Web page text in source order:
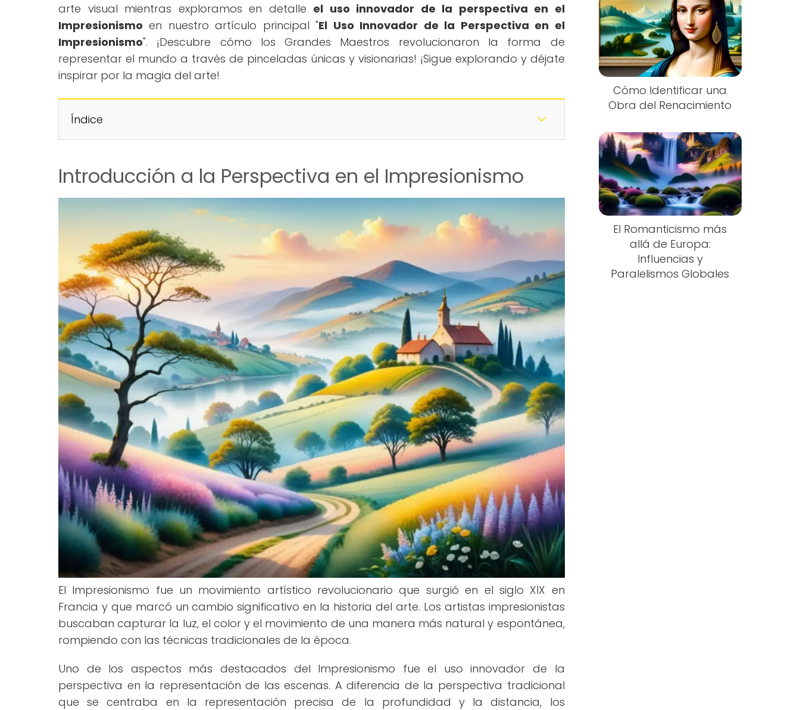
arte visual mientras exploramos en detalle el uso innovador de la perspectiva en el
Impresionismo en nuestro artículo principal "El Uso Innovador de la Perspectiva en el
Impresionismo". ¡Descubre cómo los Grandes Maestros revolucionaron la forma de
representar el mundo a través de pinceladas únicas y visionarias! ¡Sigue explorando y déjate
inspirar por la magia del arte!
Índice
Introducción a la Perspectiva en el Impresionismo
El Impresionismo fue un movimiento artístico revolucionario que surgió en el siglo XIX en
Francia y que marcó un cambio significativo en la historia del arte. Los artistas impresionistas
buscaban capturar la luz, el color y el movimiento de una manera más natural y espontánea,
rompiendo con las técnicas tradicionales de la época.
Uno de los aspectos más destacados del Impresionismo fue el uso innovador de la
perspectiva en la representación de las escenas. A diferencia de la perspectiva tradicional
que se centraba en la representación precisa de la profundidad y la distancia, los
Cómo Identificar una
Obra del Renacimiento
El Romanticismo más
allá de Europa:
Influencias y
Paralelismos Globales